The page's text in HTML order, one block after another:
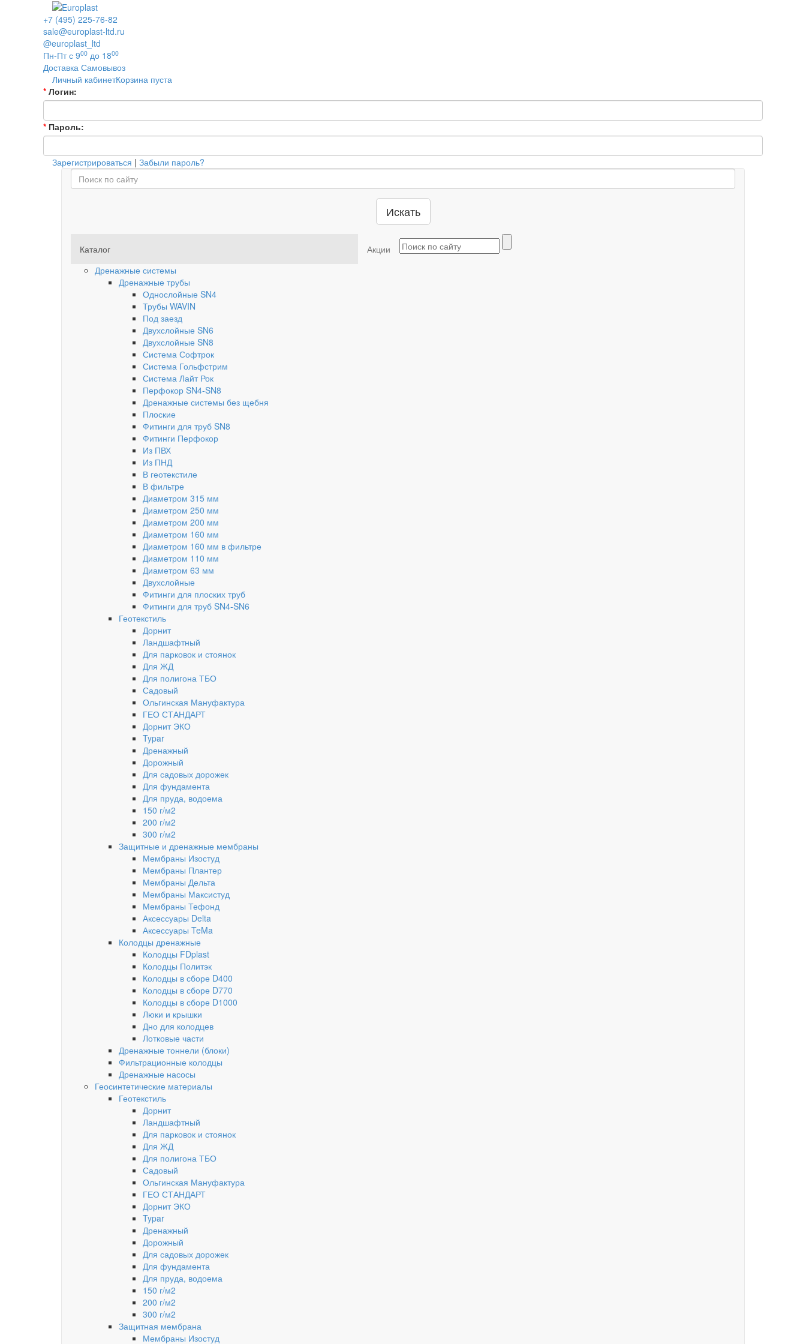
+7 (495) 225-76-82
sale@europlast-ltd.ru
@europlast_ltd
Пн-Пт с 900 до 1800
Доставка Самовывоз
Личный кабинетКорзина пуста
* Логин:
* Пароль:
Зарегистрироваться | Забыли пароль?
Искать
Каталог
Дренажные системы
Дренажные трубы
Однослойные SN4
Трубы WAVIN
Под заезд
Двухслойные SN6
Двухслойные SN8
Система Софтрок
Система Гольфстрим
Система Лайт Рок
Перфокор SN4-SN8
Дренажные системы без щебня
Плоские
Фитинги для труб SN8
Фитинги Перфокор
Из ПВХ
Из ПНД
В геотекстиле
В фильтре
Диаметром 315 мм
Диаметром 250 мм
Диаметром 200 мм
Диаметром 160 мм
Диаметром 160 мм в фильтре
Диаметром 110 мм
Диаметром 63 мм
Двухслойные
Фитинги для плоских труб
Фитинги для труб SN4-SN6
Геотекстиль
Дорнит
Ландшафтный
Для парковок и стоянок
Для ЖД
Для полигона ТБО
Садовый
Ольгинская Мануфактура
ГЕО СТАНДАРТ
Дорнит ЭКО
Typar
Дренажный
Дорожный
Для садовых дорожек
Для фундамента
Для пруда, водоема
150 г/м2
200 г/м2
300 г/м2
Защитные и дренажные мембраны
Мембраны Изостуд
Мембраны Плантер
Мембраны Дельта
Мембраны Максистуд
Мембраны Тефонд
Аксессуары Delta
Аксессуары TeMa
Колодцы дренажные
Колодцы FDplast
Колодцы Политэк
Колодцы в сборе D400
Колодцы в сборе D770
Колодцы в сборе D1000
Люки и крышки
Дно для колодцев
Лотковые части
Дренажные тоннели (блоки)
Фильтрационные колодцы
Дренажные насосы
Геосинтетические материалы
Геотекстиль
Дорнит
Ландшафтный
Для парковок и стоянок
Для ЖД
Для полигона ТБО
Садовый
Ольгинская Мануфактура
ГЕО СТАНДАРТ
Дорнит ЭКО
Typar
Дренажный
Дорожный
Для садовых дорожек
Для фундамента
Для пруда, водоема
150 г/м2
200 г/м2
300 г/м2
Защитная мембрана
Мембраны Изостуд
Акции